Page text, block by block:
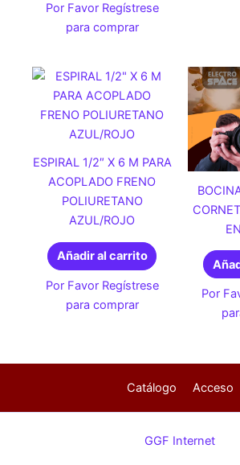
Por Favor Regístrese
para comprar
ESPIRAL 1/2″ X 6 M PARA
ACOPLADO FRENO
POLIURETANO
AZUL/ROJO
Añadir al carrito
Por Favor Regístrese
para comprar
Por
Catálogo Acceso
GGF Internet